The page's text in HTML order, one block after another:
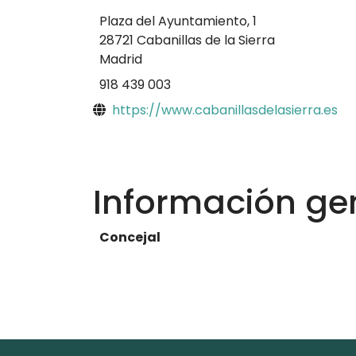
Plaza del Ayuntamiento, 1
28721 Cabanillas de la Sierra
Madrid
918 439 003
Sitio web
https://www.cabanillasdelasierra.es
Información
Concejal